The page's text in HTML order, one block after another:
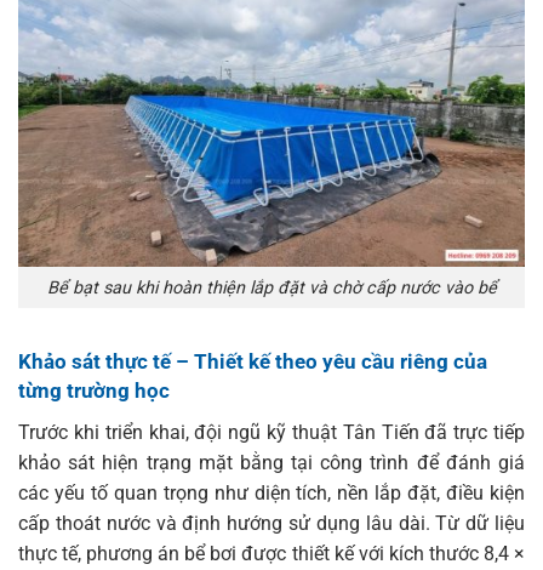
Bể bạt sau khi hoàn thiện lắp đặt và chờ cấp nước vào bể
Khảo sát thực tế – Thiết kế theo yêu cầu riêng của
từng trường học
Trước khi triển khai, đội ngũ kỹ thuật Tân Tiến đã trực tiếp
khảo sát hiện trạng mặt bằng tại công trình để đánh giá
các yếu tố quan trọng như diện tích, nền lắp đặt, điều kiện
cấp thoát nước và định hướng sử dụng lâu dài. Từ dữ liệu
thực tế, phương án bể bơi được thiết kế với kích thước 8,4 ×